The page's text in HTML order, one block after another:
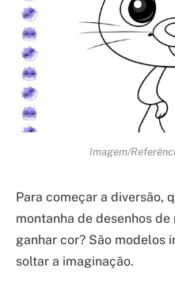
Imagem/
Para começar a diversão,
montanha de desenhos
ganhar cor? São modelos
soltar a imaginação.